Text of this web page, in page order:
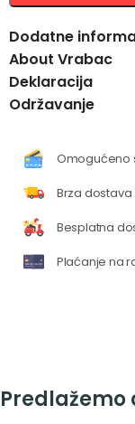
Dodatne
About Vrabac
Deklaracija
Održavanje
Omogućeno
Brza dostava
Besplatna
Plaćanje na